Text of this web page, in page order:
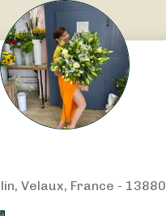
Velaux, France - 13880